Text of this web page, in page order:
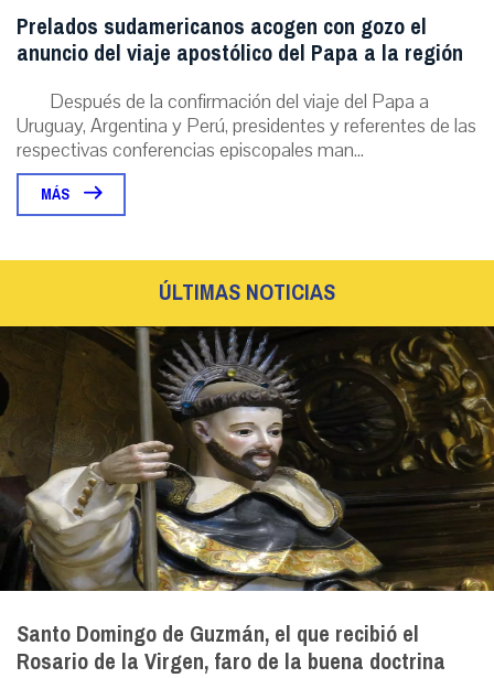
Prelados sudamericanos acogen con gozo el
anuncio del viaje apostólico del Papa a la región
Después de la confirmación del viaje del Papa a
Uruguay, Argentina y Perú, presidentes y referentes de las
respectivas conferencias episcopales man...
MÁS
ÚLTIMAS NOTICIAS
Santo Domingo de Guzmán, el que recibió el
Rosario de la Virgen, faro de la buena doctrina